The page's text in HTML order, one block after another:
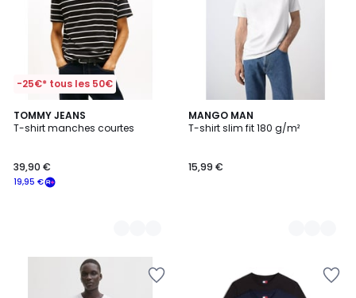
-25€* tous les 50€
TOMMY JEANS
T-shirt manches courtes
19,95 €
39,90 €
2
Couleurs
MANGO MAN
T-shirt slim fit 180 g/m²
15,99 €
8
Couleurs